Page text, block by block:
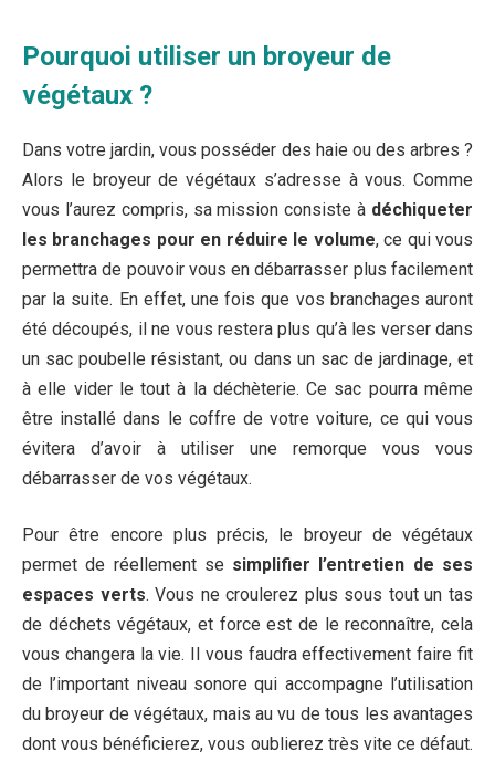
Pourquoi utiliser un broyeur de
végétaux ?
Dans votre jardin, vous posséder des haie ou des arbres ?
Alors le broyeur de végétaux s’adresse à vous. Comme
vous l’aurez compris, sa mission consiste à déchiqueter
les branchages pour en réduire le volume, ce qui vous
permettra de pouvoir vous en débarrasser plus facilement
par la suite. En effet, une fois que vos branchages auront
été découpés, il ne vous restera plus qu’à les verser dans
un sac poubelle résistant, ou dans un sac de jardinage, et
à elle vider le tout à la déchèterie. Ce sac pourra même
être installé dans le coffre de votre voiture, ce qui vous
évitera d’avoir à utiliser une remorque vous vous
débarrasser de vos végétaux.
Pour être encore plus précis, le broyeur de végétaux
permet de réellement se simplifier l’entretien de ses
espaces verts. Vous ne croulerez plus sous tout un tas
de déchets végétaux, et force est de le reconnaître, cela
vous changera la vie. Il vous faudra effectivement faire fit
de l’important niveau sonore qui accompagne l’utilisation
du broyeur de végétaux, mais au vu de tous les avantages
dont vous bénéficierez, vous oublierez très vite ce défaut.